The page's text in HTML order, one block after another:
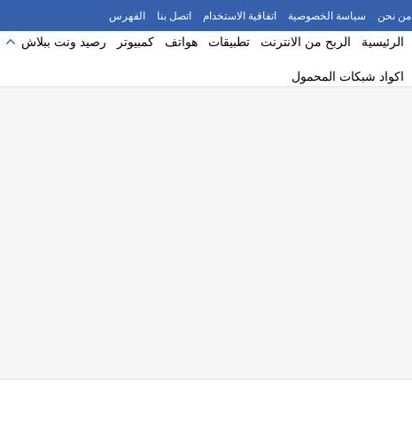
من نحن سياسة الخصوصية اتفاقية الاستخدام اتصل بنا الفهرس
الرئيسية الربح من الانترنت تطبيقات هواتف كمبيوتر رصيد ونت ببلاش
اكواد شبكات المحمول